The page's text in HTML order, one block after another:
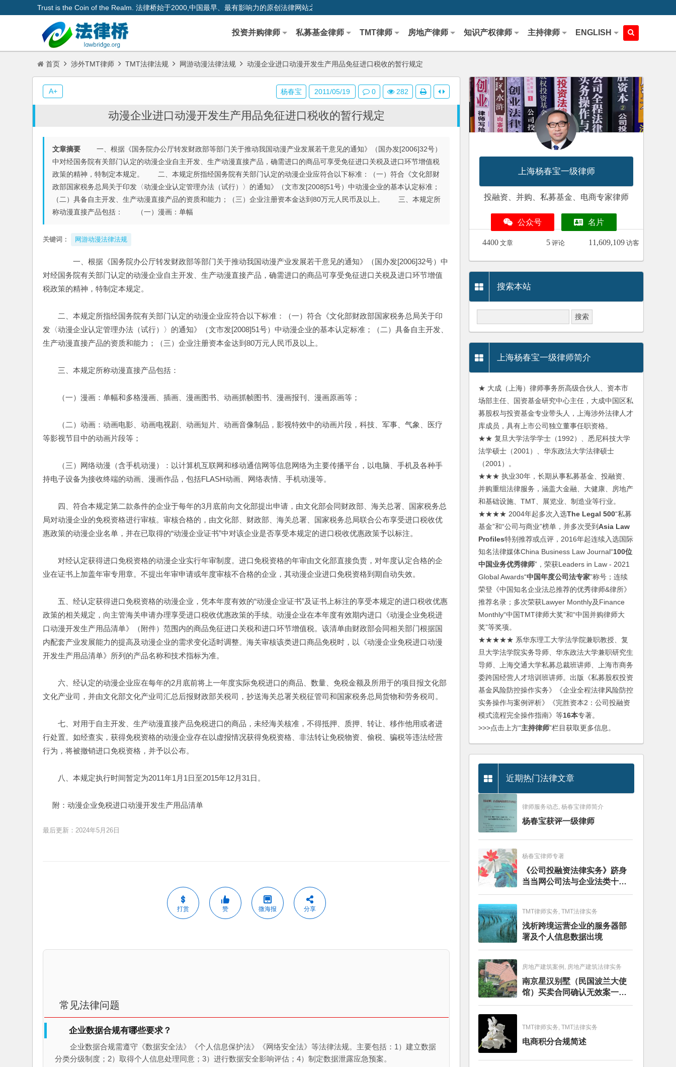
Trust is the Coin of the Realm. 法律桥始于2000,中国最早、最有影响力的原创法律网站之一
投资并购律师 私募基金律师 TMT律师 房地产律师 知识产权律师 主持律师 ENGLISH
首页 涉外TMT律师 TMT法律法规 网游动漫法律法规 动漫企业进口动漫开发生产用品免征进口税收的暂行规定
动漫企业进口动漫开发生产用品免征进口税收的暂行规定
文章摘要 一、根据《国务院办公厅转发财政部等部门关于推动我国动漫产业发展若干意见的通知》（国办发[2006]32号）
中对经国务院有关部门认定的动漫企业自主开发、生产动漫直接产品，确需进口的商品可享受免征进口关税及进口环节增值税
政策的精神，特制定本规定。 二、本规定所指经国务院有关部门认定的动漫企业应符合以下标准：（一）符合《文化部财
政部国家税务总局关于印发〈动漫企业认定管理办法（试行）〉的通知》（文市发[2008]51号）中动漫企业的基本认定标准；
（二）具备自主开发、生产动漫直接产品的资质和能力；（三）企业注册资本金达到80万元人民币及以上。 三、本规定所
称动漫直接产品包括： （一）漫画：单幅
关键词： 网游动漫法律法规
一、根据《国务院办公厅转发财政部等部门关于推动我国动漫产业发展若干意见的通知》（国办发[2006]32号）中
对经国务院有关部门认定的动漫企业自主开发、生产动漫直接产品，确需进口的商品可享受免征进口关税及进口环节增值
税政策的精神，特制定本规定。
二、本规定所指经国务院有关部门认定的动漫企业应符合以下标准：（一）符合《文化部财政部国家税务总局关于印
发〈动漫企业认定管理办法（试行）〉的通知》（文市发[2008]51号）中动漫企业的基本认定标准；（二）具备自主开发、
生产动漫直接产品的资质和能力；（三）企业注册资本金达到80万元人民币及以上。
三、本规定所称动漫直接产品包括：
（一）漫画：单幅和多格漫画、插画、漫画图书、动画抓帧图书、漫画报刊、漫画原画等；
（二）动画：动画电影、动画电视剧、动画短片、动画音像制品，影视特效中的动画片段，科技、军事、气象、医疗
等影视节目中的动画片段等；
（三）网络动漫（含手机动漫）：以计算机互联网和移动通信网等信息网络为主要传播平台，以电脑、手机及各种手
持电子设备为接收终端的动画、漫画作品，包括FLASH动画、网络表情、手机动漫等。
四、符合本规定第二款条件的企业于每年的3月底前向文化部提出申请，由文化部会同财政部、海关总署、国家税务总
局对动漫企业的免税资格进行审核。审核合格的，由文化部、财政部、海关总署、国家税务总局联合公布享受进口税收优
惠政策的动漫企业名单，并在已取得的“动漫企业证书”中对该企业是否享受本规定的进口税收优惠政策予以标注。
对经认定获得进口免税资格的动漫企业实行年审制度。进口免税资格的年审由文化部直接负责，对年度认定合格的企
业在证书上加盖年审专用章。不提出年审申请或年度审核不合格的企业，其动漫企业进口免税资格到期自动失效。
五、经认定获得进口免税资格的动漫企业，凭本年度有效的“动漫企业证书”及证书上标注的享受本规定的进口税收优惠
政策的相关规定，向主管海关申请办理享受进口税收优惠政策的手续。动漫企业在本年度有效期内进口《动漫企业免税进
口动漫开发生产用品清单》（附件）范围内的商品免征进口关税和进口环节增值税。该清单由财政部会同相关部门根据国
内配套产业发展能力的提高及动漫企业的需求变化适时调整。海关审核该类进口商品免税时，以《动漫企业免税进口动漫
开发生产用品清单》所列的产品名称和技术指标为准。
六、经认定的动漫企业应在每年的2月底前将上一年度实际免税进口的商品、数量、免税金额及所用于的项目报文化部
文化产业司，并由文化部文化产业司汇总后报财政部关税司，抄送海关总署关税征管司和国家税务总局货物和劳务税司。
七、对用于自主开发、生产动漫直接产品免税进口的商品，未经海关核准，不得抵押、质押、转让、移作他用或者进
行处置。如经查实，获得免税资格的动漫企业存在以虚报情况获得免税资格、非法转让免税物资、偷税、骗税等违法经营
行为，将被撤销进口免税资格，并予以公布。
八、本规定执行时间暂定为2011年1月1日至2015年12月31日。
附：动漫企业免税进口动漫开发生产用品清单
最后更新：2024年5月26日
打赏 赞 微海报 分享
常见法律问题
企业数据合规有哪些要求？
企业数据合规需遵守《数据安全法》《个人信息保护法》《网络安全法》等法律法规。主要包括：1）建立数据
分类分级制度；2）取得个人信息处理同意；3）进行数据安全影响评估；4）制定数据泄露应急预案。
杨春宝 2011/05/19 0 282
A+
上海杨春宝一级律师
投融资、并购、私募基金、电商专家律师
公众号 名片
4400 文章 5 评论 11,609,109 访客
搜索本站
上海杨春宝一级律师简介
★ 大成（上海）律师事务所高级合伙人、资本市
场部主任、国资基金研究中心主任，大成中国区私
募股权与投资基金专业带头人，上海涉外法律人才
库成员，具有上市公司独立董事任职资格。
★★ 复旦大学法学学士（1992）、悉尼科技大学
法学硕士（2001）、华东政法大学法律硕士
（2001）。
★★★ 执业30年，长期从事私募基金、投融资、
并购重组法律服务，涵盖大金融、大健康、房地产
和基础设施、TMT、展览业、制造业等行业。
★★★★ 2004年起多次入选The Legal 500“私募
基金”和“公司与商业”榜单，并多次受到Asia Law
Profiles特别推荐或点评，2016年起连续入选国际
知名法律媒体China Business Law Journal“100位
中国业务优秀律师”，荣获Leaders in Law - 2021
Global Awards“中国年度公司法专家”称号；连续
荣登《中国知名企业法总推荐的优秀律师&律所》
推荐名录；多次荣获Lawyer Monthly及Finance
Monthly“中国TMT律师大奖”和“中国并购律师大
奖”等奖项。
★★★★★ 系华东理工大学法学院兼职教授、复
旦大学法学院实务导师、华东政法大学兼职研究生
导师、上海交通大学私募总裁班讲师、上海市商务
委跨国经营人才培训班讲师。出版《私募股权投资
基金风险防控操作实务》《企业全程法律风险防控
实务操作与案例评析》《完胜资本2：公司投融资
模式流程完全操作指南》等16本专著。
>>>点击上方“主持律师”栏目获取更多信息。
近期热门法律文章
律师服务动态, 杨春宝律师简介
杨春宝获评一级律师
杨春宝律师专著
《公司投融资法律实务》跻身
当当网公司法与企业法类十大
畅销图书榜
TMT律师实务, TMT法律实务
浅析跨境运营企业的服务器部
署及个人信息数据出境
房地产建筑案例, 房地产建筑法律实务
南京星汉别墅（民国波兰大使
馆）买卖合同确认无效案一审
判决书
TMT律师实务, TMT法律实务
电商积分合规简述